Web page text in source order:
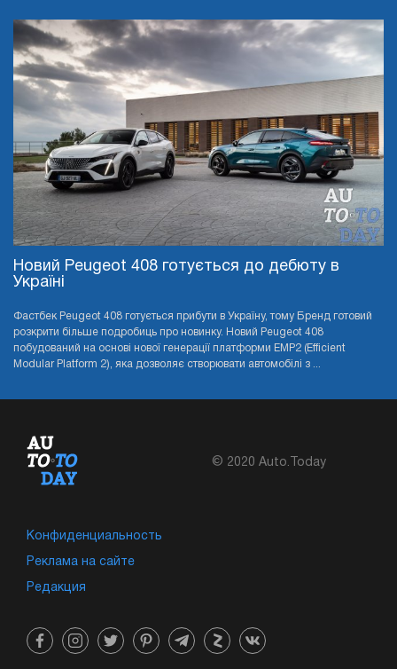
Новий Peugeot 408 готується до дебюту в
Україні
Фастбек Peugeot 408 готується прибути в Україну, тому Бренд готовий
розкрити більше подробиць про новинку. Новий Peugeot 408
побудований на основі нової генерації платформи EMP2 (Efficient
Modular Platform 2), яка дозволяє створювати автомобілі з ...
© 2020 Auto.Today
Конфиденциальность
Реклама на сайте
Редакция